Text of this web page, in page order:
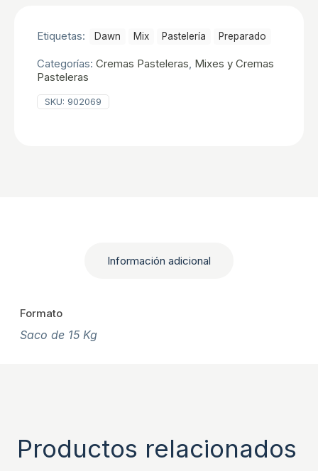
Etiquetas: Dawn Mix Pastelerí­a Preparado
Categorías: Cremas Pasteleras, Mixes y Cremas
Pasteleras
SKU: 902069
Información adicional
Formato
Saco de 15 Kg
Productos relacionados